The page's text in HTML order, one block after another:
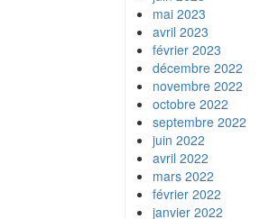
mai 2023
avril 2023
février 2023
décembre 2022
novembre 2022
octobre 2022
septembre 2022
juin 2022
avril 2022
mars 2022
février 2022
janvier 2022